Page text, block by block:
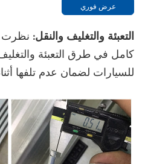
عرض فوري
التعبئة والتغليف والنقل:
كامل في طرق التعبئة
للسيارات لضمان عدم تلفها